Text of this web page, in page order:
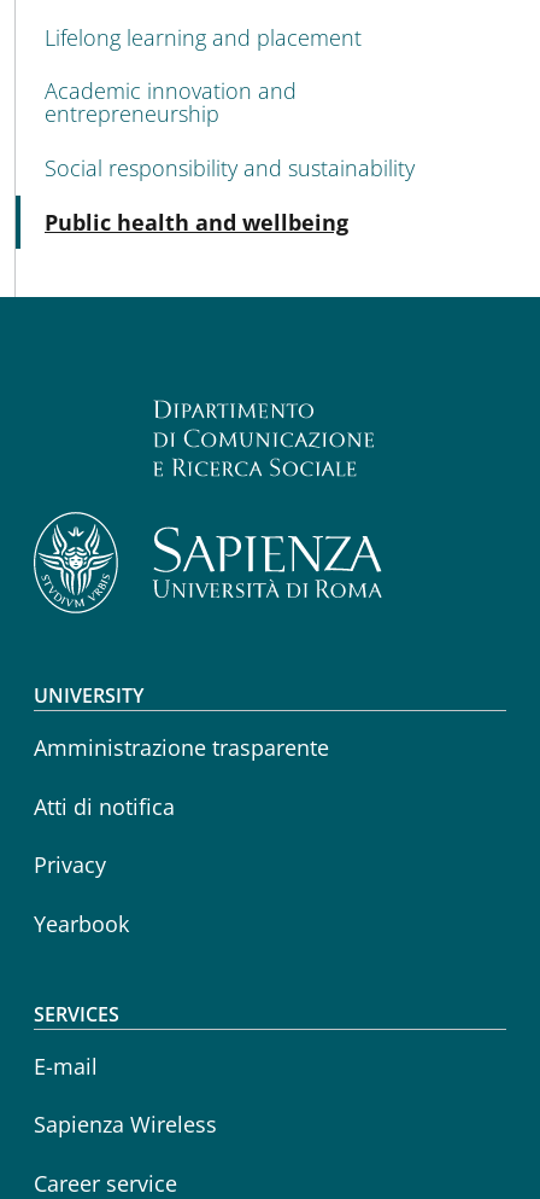
Lifelong learning and placement
Academic innovation and
entrepreneurship
Social responsibility and sustainability
Public health and wellbeing
Footer menu
UNIVERSITY
Amministrazione trasparente
Atti di notifica
Privacy
Yearbook
SERVICES
E-mail
Sapienza Wireless
Career service